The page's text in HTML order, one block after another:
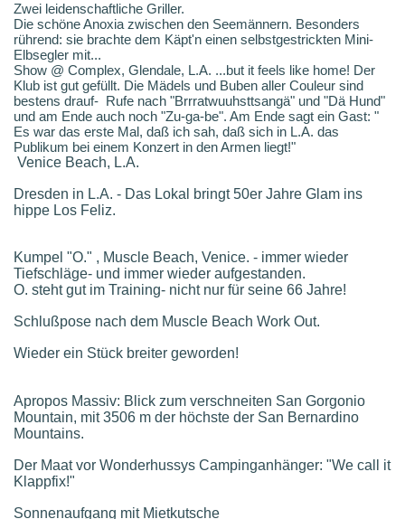
Zwei leidenschaftliche Griller.
Die schöne Anoxia zwischen den Seemännern. Besonders
rührend: sie brachte dem Käpt'n einen selbstgestrickten Mini-
Elbsegler mit...
Show @ Complex, Glendale, L.A. ...but it feels like home! Der
Klub ist gut gefüllt. Die Mädels und Buben aller Couleur sind
bestens drauf- Rufe nach "Brrratwuuhsttsangä" und "Dä Hund"
und am Ende auch noch "Zu-ga-be". Am Ende sagt ein Gast: "
Es war das erste Mal, daß ich sah, daß sich in L.A. das
Publikum bei einem Konzert in den Armen liegt!"
Venice Beach, L.A.
Dresden in L.A. - Das Lokal bringt 50er Jahre Glam ins
hippe Los Feliz.
Kumpel "O." , Muscle Beach, Venice. - immer wieder
Tiefschläge- und immer wieder aufgestanden.
O. steht gut im Training- nicht nur für seine 66 Jahre!
Schlußpose nach dem Muscle Beach Work Out.
Wieder ein Stück breiter geworden!
Apropos Massiv: Blick zum verschneiten San Gorgonio
Mountain, mit 3506 m der höchste der San Bernardino
Mountains.
Der Maat vor Wonderhussys Campinganhänger: "We call it
Klappfix!"
Sonnenaufgang mit Mietkutsche